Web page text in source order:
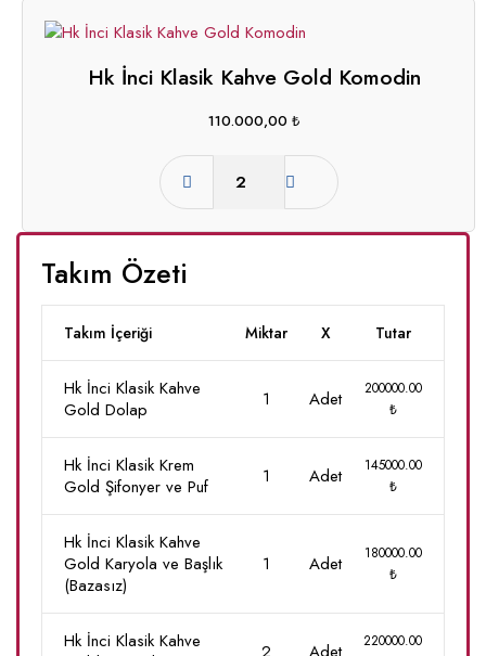
Hk İnci Klasik Kahve Gold Komodin
110.000,00 ₺
Takım Özeti
Takım İçeriği Miktar X Tutar
Hk İnci Klasik Kahve
Gold Dolap
1 Adet
200000.00
₺
Hk İnci Klasik Krem
Gold Şifonyer ve Puf
1 Adet
145000.00
₺
Hk İnci Klasik Kahve
Gold Karyola ve Başlık
(Bazasız)
1 Adet
180000.00
₺
Hk İnci Klasik Kahve
220000.00